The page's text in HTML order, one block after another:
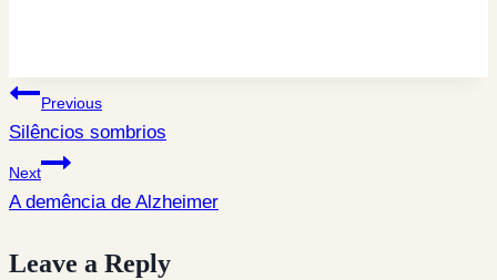
Post
navigation
Previous
Silêncios sombrios
Next
A demência de Alzheimer
Leave a Reply